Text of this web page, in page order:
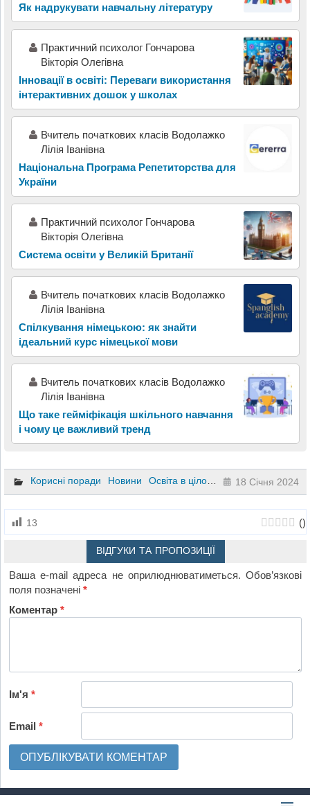
Як надрукувати навчальну літературу
Практичний психолог Гончарова
Вікторія Олегівна
Інновації в освіті: Переваги використання
інтерактивних дошок у школах
Вчитель початкових класів Водолажко
Лілія Іванівна
Національна Програма Репетиторства для
України
Практичний психолог Гончарова
Вікторія Олегівна
Система освіти у Великій Британії
Вчитель початкових класів Водолажко
Лілія Іванівна
Спілкування німецькою: як знайти
ідеальний курс німецької мови
Вчитель початкових класів Водолажко
Лілія Іванівна
Що таке гейміфікація шкільного навчання
і чому це важливий тренд
Корисні поради Новини Освіта в цілому Підручники та
18 Січня 2024
13 ()
ВІДГУКИ ТА ПРОПОЗИЦІЇ
Ваша e-mail адреса не оприлюднюватиметься. Обов’язкові
поля позначені*
Коментар*
Ім'я*
Email*